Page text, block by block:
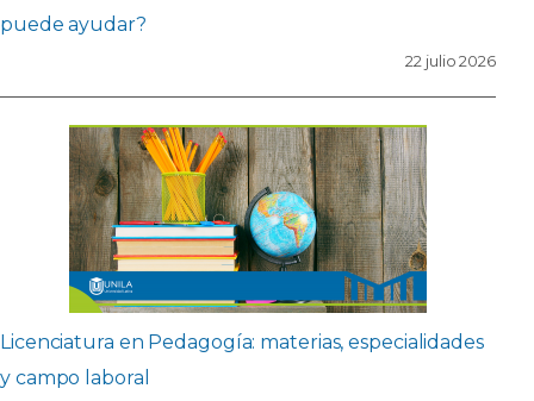
puede ayudar?
22 julio 2026
Licenciatura en Pedagogía: materias, especialidades
y campo laboral